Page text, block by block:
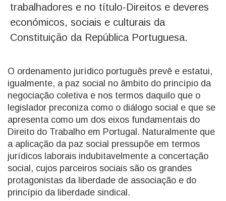
trabalhadores e no título-Direitos e deveres
económicos, sociais e culturais da
Constituição da República Portuguesa.
O ordenamento jurídico português prevê e estatui,
igualmente, a paz social no âmbito do princípio da
negociação coletiva e nos termos daquilo que o
legislador preconiza como o diálogo social e que se
apresenta como um dos eixos fundamentais do
Direito do Trabalho em Portugal. Naturalmente que
a aplicação da paz social pressupõe em termos
jurídicos laborais indubitavelmente a concertação
social, cujos parceiros sociais são os grandes
protagonistas da liberdade de associação e do
princípio da liberdade sindical.